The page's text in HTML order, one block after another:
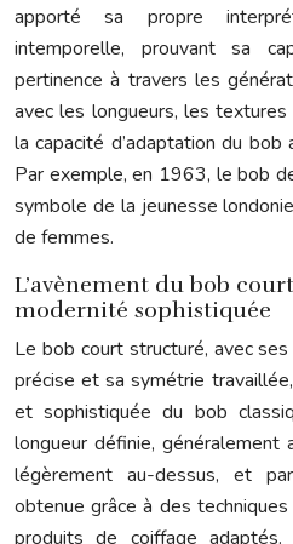
apporté sa propre
intemporelle, prouvant sa
pertinence à travers les
avec les longueurs, les
la capacité d’adaptation du bob
Par exemple, en 1963, le bob
symbole de la jeunesse
de femmes.
L’avènement du bob
modernité sophistiquée
Le bob court structuré, avec
précise et sa symétrie
et sophistiquée du bob
longueur définie, généralement
légèrement au-dessus, et
obtenue grâce à des
produits de coiffage